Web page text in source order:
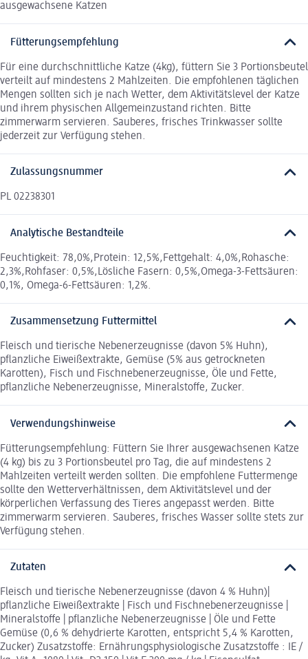
ausgewachsene Katzen
Fütterungsempfehlung
Für eine durchschnittliche Katze (4kg), füttern Sie 3 Portionsbeutel
verteilt auf mindestens 2 Mahlzeiten. Die empfohlenen täglichen
Mengen sollten sich je nach Wetter, dem Aktivitätslevel der Katze
und ihrem physischen Allgemeinzustand richten. Bitte
zimmerwarm servieren. Sauberes, frisches Trinkwasser sollte
jederzeit zur Verfügung stehen.
Zulassungsnummer
PL 02238301
Analytische Bestandteile
Feuchtigkeit: 78,0%,Protein: 12,5%,Fettgehalt: 4,0%,Rohasche:
2,3%,Rohfaser: 0,5%,Lösliche Fasern: 0,5%,Omega-3-Fettsäuren:
0,1%, Omega-6-Fettsäuren: 1,2%.
Zusammensetzung Futtermittel
Fleisch und tierische Nebenerzeugnisse (davon 5% Huhn),
pflanzliche Eiweißextrakte, Gemüse (5% aus getrockneten
Karotten), Fisch und Fischnebenerzeugnisse, Öle und Fette,
pflanzliche Nebenerzeugnisse, Mineralstoffe, Zucker.
Verwendungshinweise
Fütterungsempfehlung: Füttern Sie Ihrer ausgewachsenen Katze
(4 kg) bis zu 3 Portionsbeutel pro Tag, die auf mindestens 2
Mahlzeiten verteilt werden sollten. Die empfohlene Futtermenge
sollte den Wetterverhältnissen, dem Aktivitätslevel und der
körperlichen Verfassung des Tieres angepasst werden. Bitte
zimmerwarm servieren. Sauberes, frisches Wasser sollte stets zur
Verfügung stehen.
Zutaten
Fleisch und tierische Nebenerzeugnisse (davon 4 % Huhn)|
pflanzliche Eiweißextrakte | Fisch und Fischnebenerzeugnisse |
Mineralstoffe | pflanzliche Nebenerzeugnisse | Öle und Fette
Gemüse (0,6 % dehydrierte Karotten, entspricht 5,4 % Karotten,
Zucker) Zusatzstoffe: Ernährungsphysiologische Zusatzstoffe : IE /